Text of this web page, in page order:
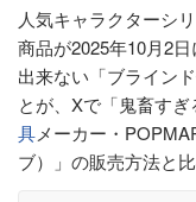
人気キャラクターシ
商品が2025年10月2
出来ない「ブライン
とが、Xで「鬼畜す
具メーカー・
ブ）」の販売方法と